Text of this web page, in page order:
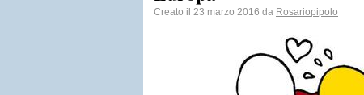
Creato il 23 marzo 2016 da Rosariopipolo